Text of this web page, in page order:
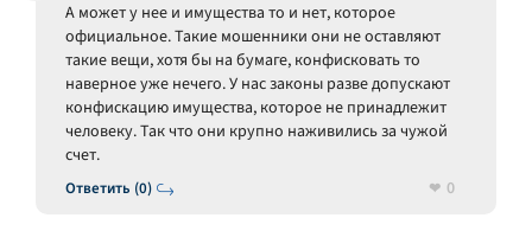
Ответить (0)
А может у нее и имущества то и нет, которое
официальное. Такие мошенники они не оставляют
такие вещи, хотя бы на бумаге, конфисковать то
наверное уже нечего. У нас законы разве допускают
конфискацию имущества, которое не принадлежит
человеку. Так что они крупно наживились за чужой
счет.
0